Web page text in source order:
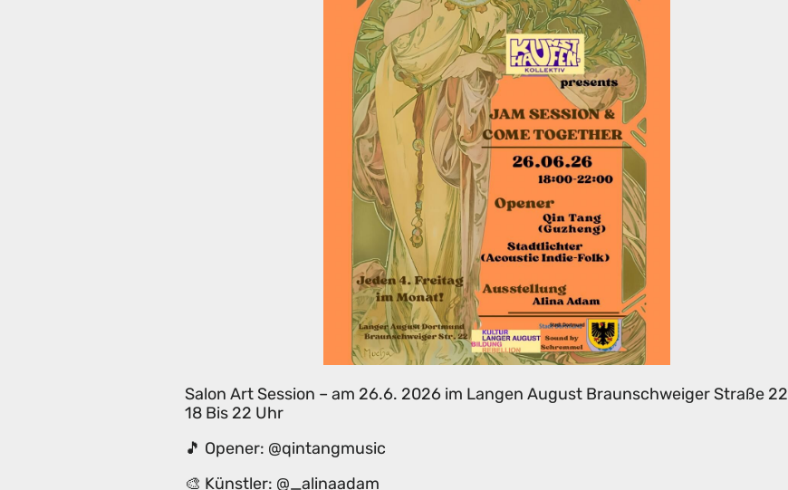
Salon Art Session – am 26.6. 2026 im Langen August Braunschweiger Straße 22
18 Bis 22 Uhr
🎵 Opener: @qintangmusic
🎨 Künstler: @_alinaadam